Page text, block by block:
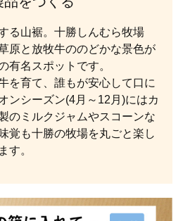
る山裾。十勝しんむら牧場
原と放牧牛ののどかな景色が
有名スポットです。
を育て、誰もが安心して口に
ンシーズン(4月～12月)にはカ
のミルクジャムやスコーンな
覚も十勝の牧場を丸ごと楽し
す。